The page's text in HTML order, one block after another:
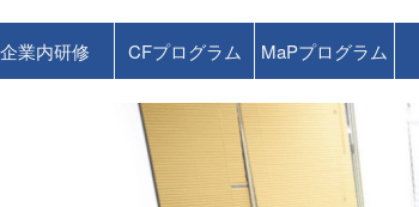
企業内研修 CFプログラム MaPプログラム